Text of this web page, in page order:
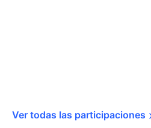
Ver todas las participaciones